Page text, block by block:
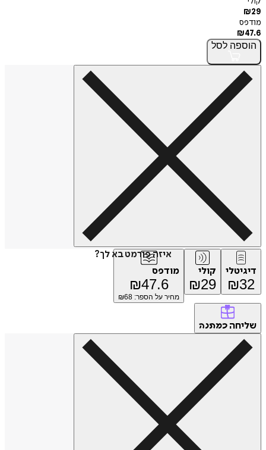
₪29
מודפס
₪47.6
הוספה לסל
איזה פורמט בא לך?
דיגיטלי
₪32
קולי
₪29
מודפס
₪47.6
מחיר על הספר: ₪ 68
שליחה כמתנה